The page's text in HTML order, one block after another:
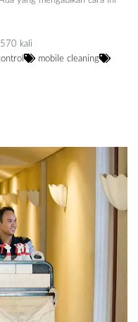
kali
mobile cleaning